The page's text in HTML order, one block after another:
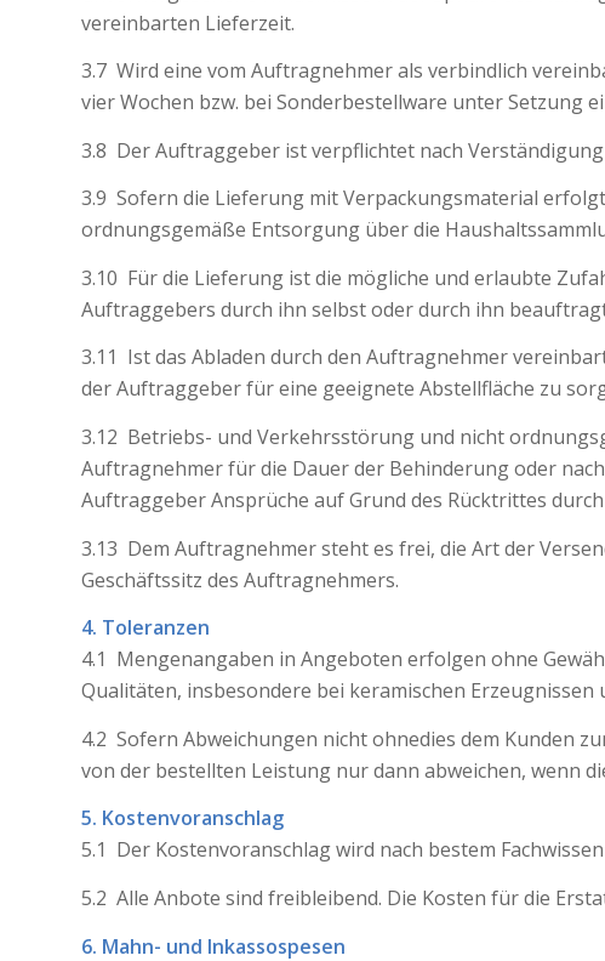
vereinbarten Lieferzeit.
3.7 Wird eine vom Auftragnehmer als verbindlich
vier Wochen bzw. bei Sonderbestellware unter Setzung
3.8 Der Auftraggeber ist verpflichtet nach
3.9 Sofern die Lieferung mit Verpackungsmaterial
ordnungsgemäße Entsorgung über die
3.10 Für die Lieferung ist die mögliche und erlaubte
Auftraggebers durch ihn selbst oder durch ihn
3.11 Ist das Abladen durch den Auftragnehmer
der Auftraggeber für eine geeignete Abstellfläche zu
3.12 Betriebs- und Verkehrsstörung und nicht
Auftragnehmer für die Dauer der Behinderung oder
Auftraggeber Ansprüche auf Grund des Rücktrittes
3.13 Dem Auftragnehmer steht es frei, die Art der
Geschäftssitz des Auftragnehmers.
4. Toleranzen
4.1 Mengenangaben in Angeboten erfolgen ohne
Qualitäten, insbesondere bei keramischen
4.2 Sofern Abweichungen nicht ohnedies dem Kunden
von der bestellten Leistung nur dann abweichen, wenn
5. Kostenvoranschlag
5.1 Der Kostenvoranschlag wird nach bestem
5.2 Alle Anbote sind freibleibend. Die Kosten für die
6. Mahn- und Inkassospesen